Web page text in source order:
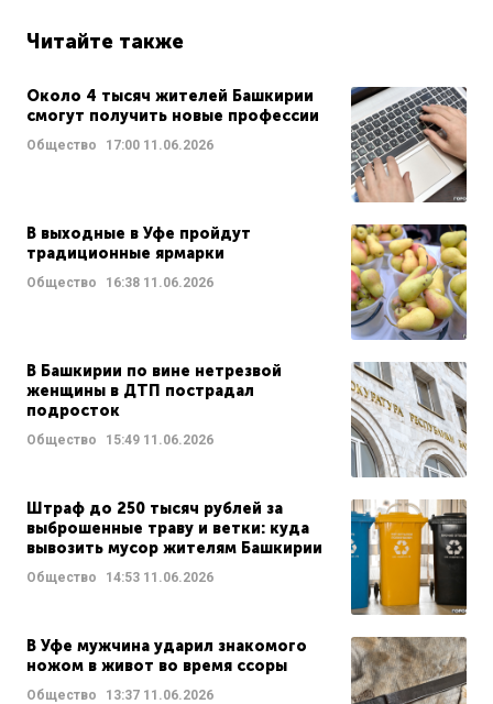
Читайте также
Около 4 тысяч жителей Башкирии
смогут получить новые профессии
Общество 17:00 11.06.2026
В выходные в Уфе пройдут
традиционные ярмарки
Общество 16:38 11.06.2026
В Башкирии по вине нетрезвой
женщины в ДТП пострадал
подросток
Общество 15:49 11.06.2026
Штраф до 250 тысяч рублей за
выброшенные траву и ветки: куда
вывозить мусор жителям Башкирии
Общество 14:53 11.06.2026
В Уфе мужчина ударил знакомого
ножом в живот во время ссоры
Общество 13:37 11.06.2026